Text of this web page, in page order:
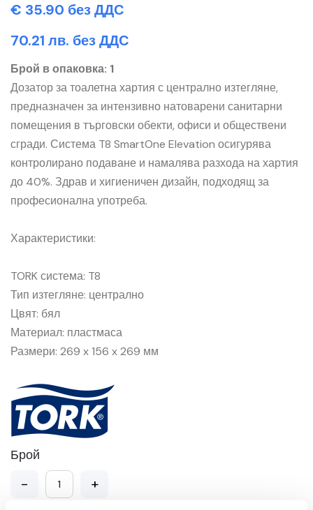
€ 35.90 без ДДС
70.21 лв. без ДДС
Брой в опаковка: 1
Дозатор за тоалетна хартия с централно изтегляне,
предназначен за интензивно натоварени санитарни
помещения в търговски обекти, офиси и обществени
сгради. Система T8 SmartOne Elevation осигурява
контролирано подаване и намалява разхода на хартия
до 40%. Здрав и хигиеничен дизайн, подходящ за
професионална употреба.
Характеристики:
TORK система: T8
Тип изтегляне: централно
Цвят: бял
Материал: пластмаса
Размери: 269 x 156 x 269 мм
Брой
- +